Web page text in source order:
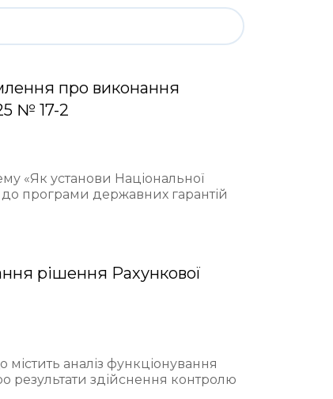
про виконання
№ 17-2
«Як установи Національної
програми державних гарантій
рішення Рахункової
містить аналіз функціонування
результати здійснення контролю